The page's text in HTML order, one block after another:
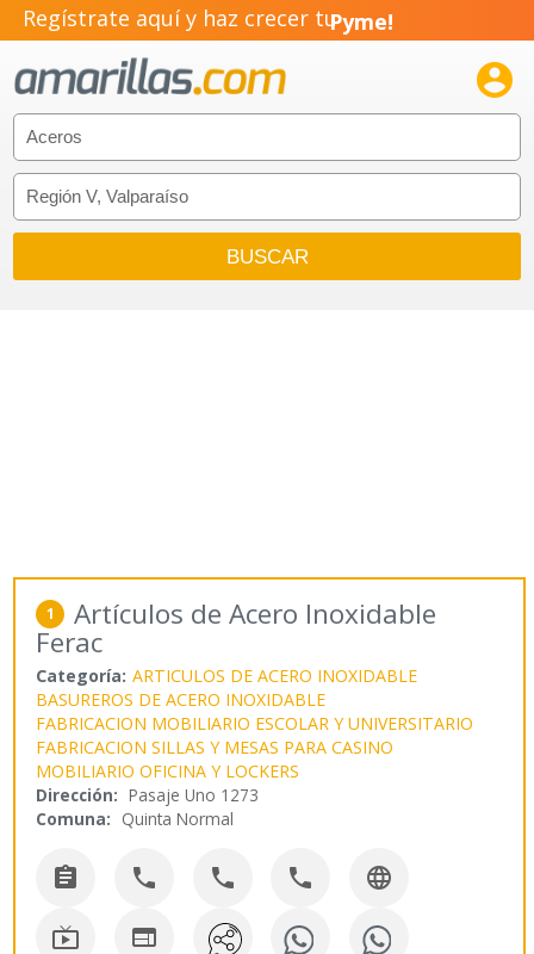
Regístrate aquí y haz crecer tuPyme!
Emprendimiento!

1 Artículos de Acero Inoxidable
Ferac
Categoría: ARTICULOS DE ACERO INOXIDABLE
BASUREROS DE ACERO INOXIDABLE
FABRICACION MOBILIARIO ESCOLAR Y UNIVERSITARIO
FABRICACION SILLAS Y MESAS PARA CASINO
MOBILIARIO OFICINA Y LOCKERS
Dirección: Pasaje Uno 1273
Comuna: Quinta Normal
    
 